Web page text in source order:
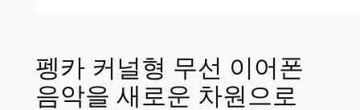
펭카 커널형 무선 이어폰
음악을 새로운 차원으로